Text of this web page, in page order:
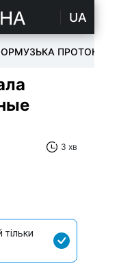
UA
ОРМУЗЬКА ПРОТОКА
3 хв